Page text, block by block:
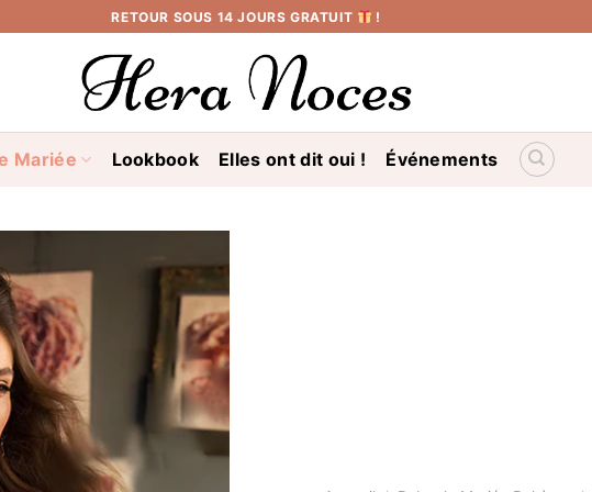
RETOUR SOUS 14 JOURS GRATUIT !
Mariée Lookbook Elles ont dit oui ! Événements